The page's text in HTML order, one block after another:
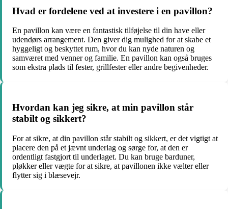
Hvad er fordelene ved at investere i en pavillon?
En pavillon kan være en fantastisk tilføjelse til din have eller
udendørs arrangement. Den giver dig mulighed for at skabe et
hyggeligt og beskyttet rum, hvor du kan nyde naturen og
samværet med venner og familie. En pavillon kan også bruges
som ekstra plads til fester, grillfester eller andre begivenheder.
Hvordan kan jeg sikre, at min pavillon står
stabilt og sikkert?
For at sikre, at din pavillon står stabilt og sikkert, er det vigtigt at
placere den på et jævnt underlag og sørge for, at den er
ordentligt fastgjort til underlaget. Du kan bruge barduner,
pløkker eller vægte for at sikre, at pavillonen ikke vælter eller
flytter sig i blæsevejr.